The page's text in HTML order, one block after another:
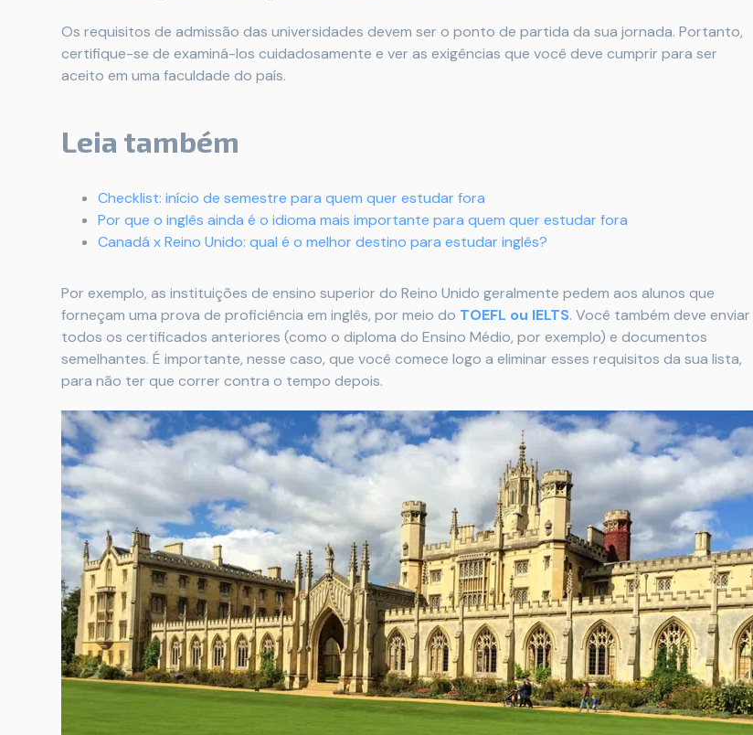
Os requisitos de admissão das universidades devem ser o ponto de partida da sua jornada. Portanto,
certifique-se de examiná-los cuidadosamente e ver as exigências que você deve cumprir para ser
aceito em uma faculdade do país.
Leia também
Checklist: início de semestre para quem quer estudar fora
Por que o inglês ainda é o idioma mais importante para quem quer estudar fora
Canadá x Reino Unido: qual é o melhor destino para estudar inglês?
Por exemplo, as instituições de ensino superior do Reino Unido geralmente pedem aos alunos que
forneçam uma prova de proficiência em inglês, por meio do TOEFL ou IELTS. Você também deve enviar
todos os certificados anteriores (como o diploma do Ensino Médio, por exemplo) e documentos
semelhantes. É importante, nesse caso, que você comece logo a eliminar esses requisitos da sua lista,
para não ter que correr contra o tempo depois.